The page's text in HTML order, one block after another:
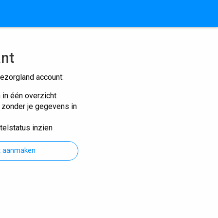
account:
één overzicht
je gegevens in
inzien